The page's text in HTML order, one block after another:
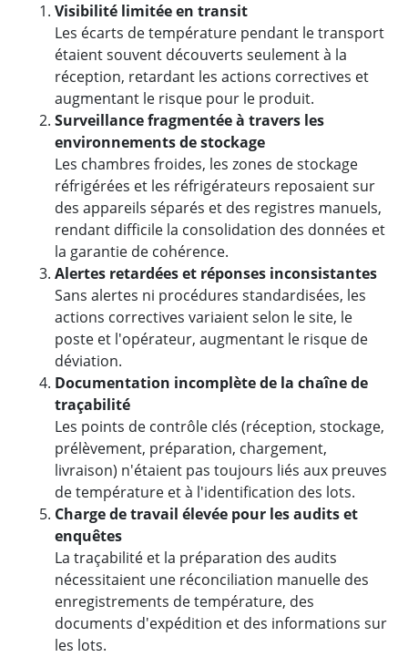
Visibilité limitée en transit
Les écarts de température pendant le transport
étaient souvent découverts seulement à la
réception, retardant les actions correctives et
augmentant le risque pour le produit.
Surveillance fragmentée à travers les
environnements de stockage
Les chambres froides, les zones de stockage
réfrigérées et les réfrigérateurs reposaient sur
des appareils séparés et des registres manuels,
rendant difficile la consolidation des données et
la garantie de cohérence.
Alertes retardées et réponses inconsistantes
Sans alertes ni procédures standardisées, les
actions correctives variaient selon le site, le
poste et l'opérateur, augmentant le risque de
déviation.
Documentation incomplète de la chaîne de
traçabilité
Les points de contrôle clés (réception, stockage,
prélèvement, préparation, chargement,
livraison) n'étaient pas toujours liés aux preuves
de température et à l'identification des lots.
Charge de travail élevée pour les audits et
enquêtes
La traçabilité et la préparation des audits
nécessitaient une réconciliation manuelle des
enregistrements de température, des
documents d'expédition et des informations sur
les lots.